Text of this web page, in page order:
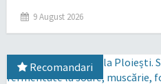
9 August 2026
Recomandari